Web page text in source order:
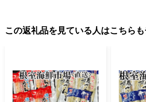
この返礼品を見ている人はこちら